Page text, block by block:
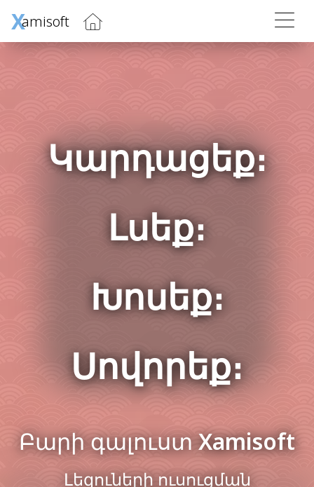
Xamisoft
Կարդացեք։
Լսեք։
Խոսեք։
Սովորեք։
Բարի գալուստ Xamisoft
Լեզուների ուսուցման